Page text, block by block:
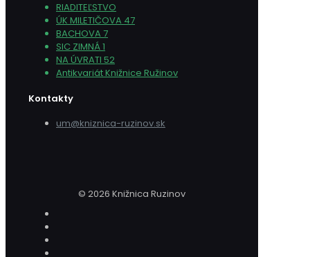
RIADITEĽSTVO
ÚK MILETIČOVA 47
BACHOVA 7
SIC ZIMNÁ 1
NA ÚVRATI 52
Antikvariát Knižnice Ružinov
Kontakty
um@kniznica-ruzinov.sk
© 2026 Knižnica Ruzinov